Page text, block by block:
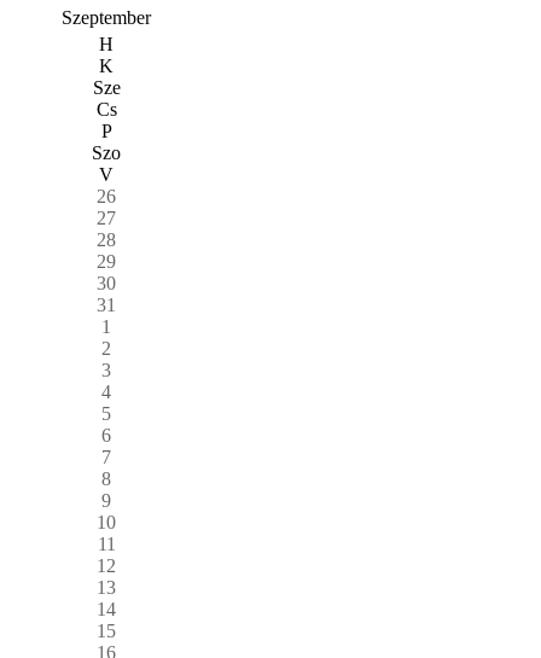
Szeptember
H
K
Sze
Cs
P
Szo
V
26
27
28
29
30
31
1
2
3
4
5
6
7
8
9
10
11
12
13
14
15
16